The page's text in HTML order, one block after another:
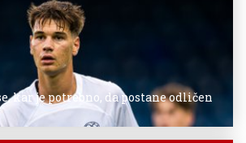
kar je potrebno, da postane odličen